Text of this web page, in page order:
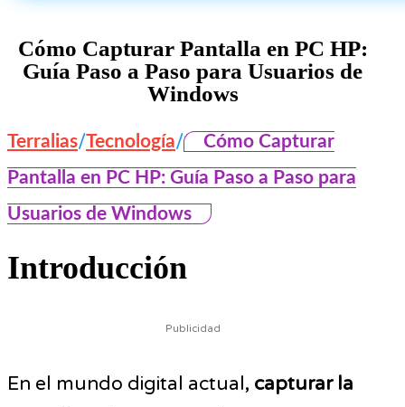
Cómo Capturar Pantalla en PC HP:
Guía Paso a Paso para Usuarios de
Windows
Terralias/Tecnología/
Cómo Capturar
Pantalla en PC HP: Guía Paso a Paso para
Usuarios de Windows
Introducción
Publicidad
En el mundo digital actual, capturar la